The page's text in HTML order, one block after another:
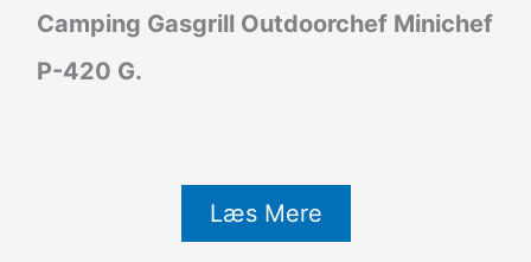
Camping Gasgrill Outdoorchef Minichef
P-420 G.
Læs Mere